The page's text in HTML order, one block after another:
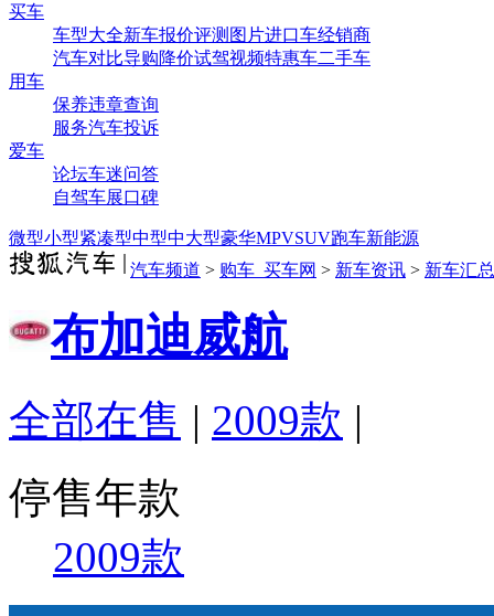
买车
车型大全新车报价评测 图片进口车经销商
汽车对比导购降价试驾视频特惠车二手车
用车
保养违章查询
服务汽车投诉
爱车
论坛车迷问答
自驾车展口碑
微型小型紧凑型中型中大型豪华MPVSUV跑车新能源
汽车频道 > 购车_买车网 > 新车资讯 > 新车汇总
布加迪威航
全部在售 | 2009款 |
停售年款
2009款